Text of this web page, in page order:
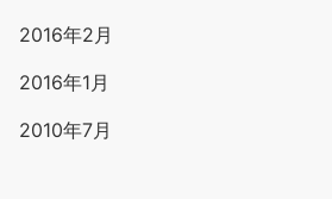
2016年2月
2016年1月
2010年7月